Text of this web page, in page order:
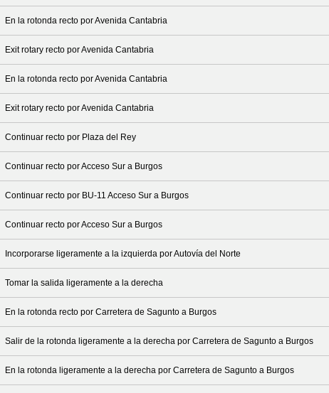
En la rotonda recto por Avenida Cantabria
Exit rotary recto por Avenida Cantabria
En la rotonda recto por Avenida Cantabria
Exit rotary recto por Avenida Cantabria
Continuar recto por Plaza del Rey
Continuar recto por Acceso Sur a Burgos
Continuar recto por BU-11 Acceso Sur a Burgos
Continuar recto por Acceso Sur a Burgos
Incorporarse ligeramente a la izquierda por Autovía del Norte
Tomar la salida ligeramente a la derecha
En la rotonda recto por Carretera de Sagunto a Burgos
Salir de la rotonda ligeramente a la derecha por Carretera de Sagunto a Burgos
En la rotonda ligeramente a la derecha por Carretera de Sagunto a Burgos